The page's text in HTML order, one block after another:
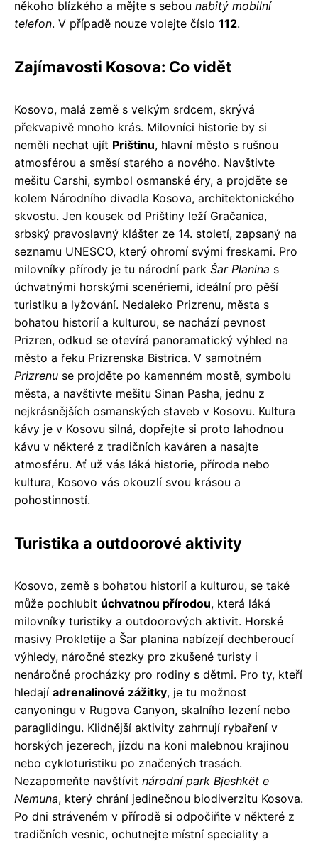
někoho blízkého a mějte s sebou nabitý mobilní
telefon. V případě nouze volejte číslo 112.
Zajímavosti Kosova: Co vidět
Kosovo, malá země s velkým srdcem, skrývá
překvapivě mnoho krás. Milovníci historie by si
neměli nechat ujít Prištinu, hlavní město s rušnou
atmosférou a směsí starého a nového. Navštivte
mešitu Carshi, symbol osmanské éry, a projděte se
kolem Národního divadla Kosova, architektonického
skvostu. Jen kousek od Prištiny leží Gračanica,
srbský pravoslavný klášter ze 14. století, zapsaný na
seznamu UNESCO, který ohromí svými freskami. Pro
milovníky přírody je tu národní park Šar Planina s
úchvatnými horskými scenériemi, ideální pro pěší
turistiku a lyžování. Nedaleko Prizrenu, města s
bohatou historií a kulturou, se nachází pevnost
Prizren, odkud se otevírá panoramatický výhled na
město a řeku Prizrenska Bistrica. V samotném
Prizrenu se projděte po kamenném mostě, symbolu
města, a navštivte mešitu Sinan Pasha, jednu z
nejkrásnějších osmanských staveb v Kosovu. Kultura
kávy je v Kosovu silná, dopřejte si proto lahodnou
kávu v některé z tradičních kaváren a nasajte
atmosféru. Ať už vás láká historie, příroda nebo
kultura, Kosovo vás okouzlí svou krásou a
pohostinností.
Turistika a outdoorové aktivity
Kosovo, země s bohatou historií a kulturou, se také
může pochlubit úchvatnou přírodou, která láká
milovníky turistiky a outdoorových aktivit. Horské
masivy Prokletije a Šar planina nabízejí dechberoucí
výhledy, náročné stezky pro zkušené turisty i
nenáročné procházky pro rodiny s dětmi. Pro ty, kteří
hledají adrenalinové zážitky, je tu možnost
canyoningu v Rugova Canyon, skalního lezení nebo
paraglidingu. Klidnější aktivity zahrnují rybaření v
horských jezerech, jízdu na koni malebnou krajinou
nebo cykloturistiku po značených trasách.
Nezapomeňte navštívit národní park Bjeshkët e
Nemuna, který chrání jedinečnou biodiverzitu Kosova.
Po dni stráveném v přírodě si odpočiňte v některé z
tradičních vesnic, ochutnejte místní speciality a